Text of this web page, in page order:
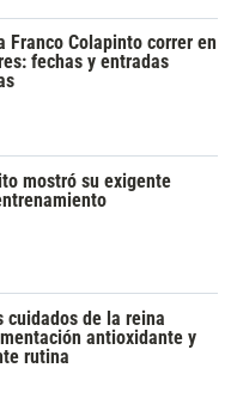
Franco Colapinto correr en
fechas y entradas
mostró su exigente
cuidados de la reina
antioxidante y
rutina